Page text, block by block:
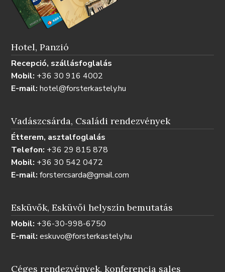
Hotel, Panzió
Recepció, szállásfoglalás
Mobil: +36 30 916 4002
E-mail: hotel@forsterkastely.hu
Vadászcsárda, Családi rendezvények
Étterem, asztalfoglalás
Telefon: +36 29 815 878
Mobil: +36 30 542 0472
E-mail: forstercsarda@gmail.com
Esküvők, Esküvői helyszín bemutatás
Mobil: +36-30-998-6750
E-mail: eskuvo@forsterkastely.hu
Céges rendezvények, konferencia sales